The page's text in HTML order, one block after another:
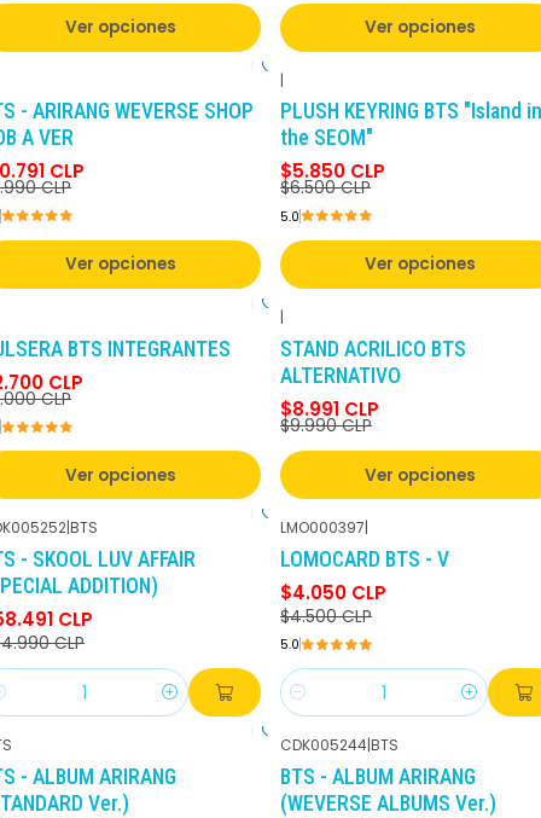
Ver opciones Ver opciones
- ARIRANG WEVERSE SHOP
A VER
CLP
CLP
Ver opciones
|
PLUSH KEYRING BTS "Island in
the SEOM"
$5.850 CLP
$6.500 CLP
5.0
Ver opciones
BTS INTEGRANTES
CLP
CLP
Ver opciones
|
STAND ACRILICO BTS
ALTERNATIVO
$8.991 CLP
$9.990 CLP
Ver opciones
DCTO
|BTS
- SKOOL LUV AFFAIR
ADDITION)
CLP
CLP
-10% DCTO
LMO000397|
LOMOCARD BTS - V
$4.050 CLP
$4.500 CLP
5.0
Cantidad
- ALBUM ARIRANG
Ver.)
-30%DCTO
CDK005244|BTS
BTS - ALBUM ARIRANG
(WEVERSE ALBUMS Ver.)